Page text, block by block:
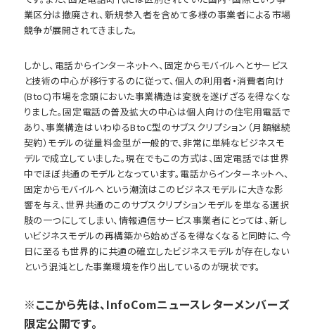
業区分は撤廃され、新規参入者を含めて多様の事業者による市場
競争が展開されてきました。
しかし、電話からインターネットへ、固定からモバイルへとサービス
と技術の中心が移行するのに従って、個人の利用者・消費者向け
(BtoC)市場を念頭においた事業構造は変貌を遂げざるを得なくな
りました。固定電話の普及拡大の中心は個人向けの住宅用電話で
あり、事業構造はいわゆるBtoC型のサブスクリプション（月額継続
契約）モデルの従量料金型が一般的で、非常に単純なビジネスモ
デルで成立していました。現在でもこの方式は、固定電話では世界
中でほぼ共通のモデルとなっています。電話からインターネットへ、
固定からモバイルへという潮流はこのビジネスモデルに大きな影
響を与え、世界共通のこのサブスクリプションモデルを単なる選択
肢の一つにしてしまい、情報通信サービス事業者にとっては、新し
いビジネスモデルの再構築から始めざるを得なくなると同時に、今
日に至るも世界的に共通の確立したビジネスモデルが存在しない
という混沌とした事業環境を作り出しているのが現状です。
※ここから先は、InfoComニュースレターメンバーズ
限定公開です。